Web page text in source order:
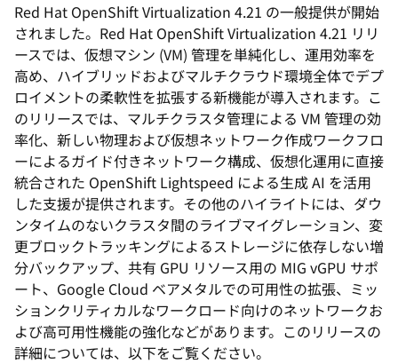
Red Hat OpenShift Virtualization 4.21 の一般提供が開始
されました。Red Hat OpenShift Virtualization 4.21 リリ
ースでは、仮想マシン (VM) 管理を単純化し、運用効率を
高め、ハイブリッドおよびマルチクラウド環境全体でデプ
ロイメントの柔軟性を拡張する新機能が導入されます。こ
のリリースでは、マルチクラスタ管理による VM 管理の効
率化、新しい物理および仮想ネットワーク作成ワークフロ
ーによるガイド付きネットワーク構成、仮想化運用に直接
統合された OpenShift Lightspeed による生成 AI を活用
した支援が提供されます。その他のハイライトには、ダウ
ンタイムのないクラスタ間のライブマイグレーション、変
更ブロックトラッキングによるストレージに依存しない増
分バックアップ、共有 GPU リソース用の MIG vGPU サポ
ート、Google Cloud ベアメタルでの可用性の拡張、ミッ
ションクリティカルなワークロード向けのネットワークお
よび高可用性機能の強化などがあります。このリリースの
詳細については、以下をご覧ください。